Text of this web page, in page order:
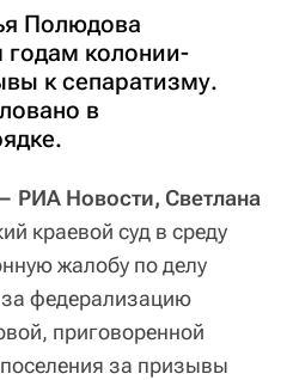
Полюдова
годам колонии-
к сепаратизму.
в
Новости, Светлана
краевой суд в среду
жалобу по делу
федерализацию
приговоренной
за призывы